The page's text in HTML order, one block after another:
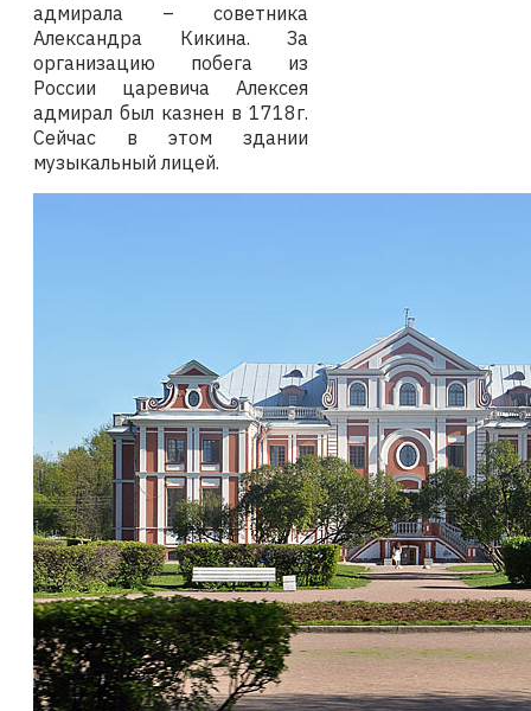
адмирала – советника
Александра Кикина. За
организацию побега из
России царевича Алексея
адмирал был казнен в 1718г.
Сейчас в этом здании
музыкальный лицей.